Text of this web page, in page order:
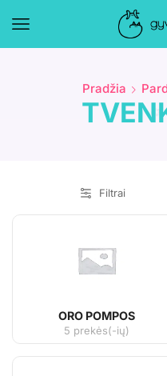
Pradžia
Filtrai
ORO POMPOS
5 prekės(-ių)